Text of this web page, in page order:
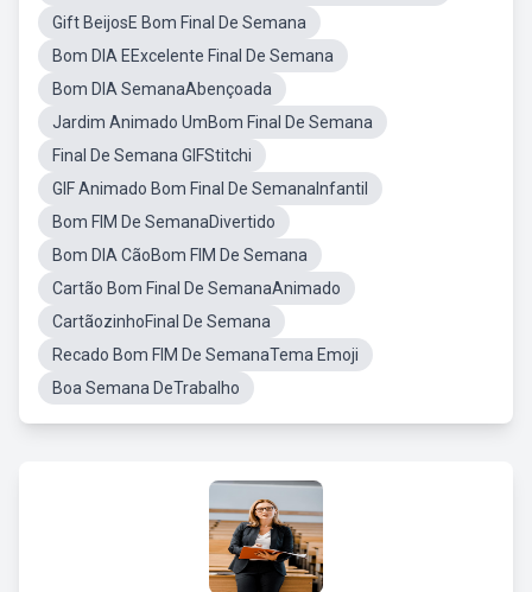
Gift BeijosE Bom Final De Semana
Bom DIA EExcelente Final De Semana
Bom DIA SemanaAbençoada
Jardim Animado UmBom Final De Semana
Final De Semana GIFStitchi
GIF Animado Bom Final De SemanaInfantil
Bom FIM De SemanaDivertido
Bom DIA CãoBom FIM De Semana
Cartão Bom Final De SemanaAnimado
CartãozinhoFinal De Semana
Recado Bom FIM De SemanaTema Emoji
Boa Semana DeTrabalho